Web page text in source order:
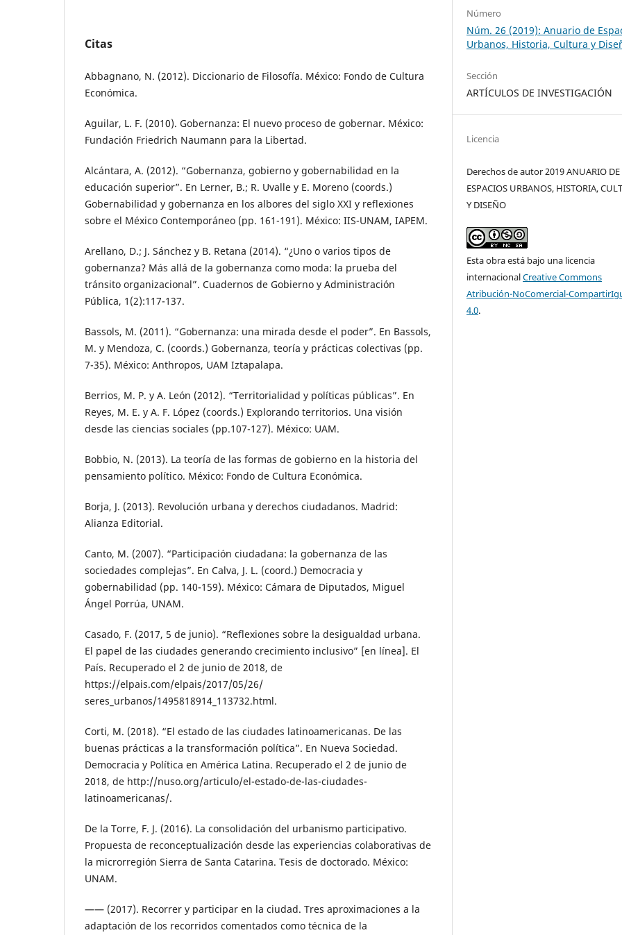
Citas
Abbagnano, N. (2012). Diccionario de Filosofía. México: Fondo de Cultura
Económica.
Aguilar, L. F. (2010). Gobernanza: El nuevo proceso de gobernar. México:
Fundación Friedrich Naumann para la Libertad.
Alcántara, A. (2012). “Gobernanza, gobierno y gobernabilidad en la
educación superior”. En Lerner, B.; R. Uvalle y E. Moreno (coords.)
Gobernabilidad y gobernanza en los albores del siglo XXI y reflexiones
sobre el México Contemporáneo (pp. 161-191). México: IIS-UNAM, IAPEM.
Arellano, D.; J. Sánchez y B. Retana (2014). “¿Uno o varios tipos de
gobernanza? Más allá de la gobernanza como moda: la prueba del
tránsito organizacional”. Cuadernos de Gobierno y Administración
Pública, 1(2):117-137.
Bassols, M. (2011). “Gobernanza: una mirada desde el poder”. En Bassols,
M. y Mendoza, C. (coords.) Gobernanza, teoría y prácticas colectivas (pp.
7-35). México: Anthropos, UAM Iztapalapa.
Berrios, M. P. y A. León (2012). “Territorialidad y políticas públicas”. En
Reyes, M. E. y A. F. López (coords.) Explorando territorios. Una visión
desde las ciencias sociales (pp.107-127). México: UAM.
Bobbio, N. (2013). La teoría de las formas de gobierno en la historia del
pensamiento político. México: Fondo de Cultura Económica.
Borja, J. (2013). Revolución urbana y derechos ciudadanos. Madrid:
Alianza Editorial.
Canto, M. (2007). “Participación ciudadana: la gobernanza de las
sociedades complejas”. En Calva, J. L. (coord.) Democracia y
gobernabilidad (pp. 140-159). México: Cámara de Diputados, Miguel
Ángel Porrúa, UNAM.
Casado, F. (2017, 5 de junio). “Reflexiones sobre la desigualdad urbana.
El papel de las ciudades generando crecimiento inclusivo” [en línea]. El
País. Recuperado el 2 de junio de 2018, de
https://elpais.com/elpais/2017/05/26/
seres_urbanos/1495818914_113732.html.
Corti, M. (2018). “El estado de las ciudades latinoamericanas. De las
buenas prácticas a la transformación política”. En Nueva Sociedad.
Democracia y Política en América Latina. Recuperado el 2 de junio de
2018, de http://nuso.org/articulo/el-estado-de-las-ciudades-
latinoamericanas/.
De la Torre, F. J. (2016). La consolidación del urbanismo participativo.
Propuesta de reconceptualización desde las experiencias colaborativas de
la microrregión Sierra de Santa Catarina. Tesis de doctorado. México:
UNAM.
—— (2017). Recorrer y participar en la ciudad. Tres aproximaciones a la
adaptación de los recorridos comentados como técnica de la
Número
Núm. 26 (2019): Anuario de
Urbanos, Historia, Cultura y
Sección
ARTÍCULOS DE INVESTIGACIÓN
Licencia
Derechos de autor 2019 ANUARIO DE
ESPACIOS URBANOS, HISTORIA,
Y DISEÑO
Esta obra está bajo una licencia
internacionalCreative Commons
Atribución-NoComercial-
4.0.